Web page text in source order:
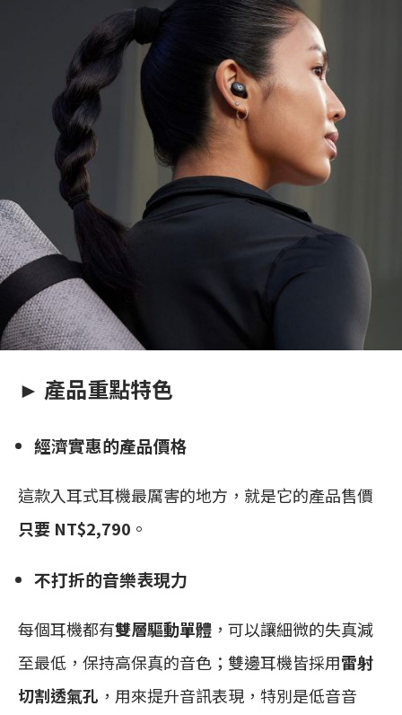
► 產品重點特色
經濟實惠的產品價格
這款入耳式耳機最厲害的地方，就是它的產品售價
只要 NT$2,790 。
不打折的音樂表現力
每個耳機都有雙層驅動單體 ，可以讓細微的失真減
至最低，保持高保真的音色；雙邊耳機皆採用雷射
切割透氣孔 ，用來提升音訊表現，特別是低音音